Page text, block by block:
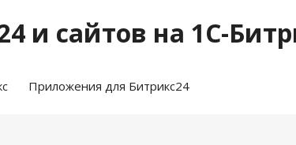
и сайтов на 1С-
Приложения для Битрикс24